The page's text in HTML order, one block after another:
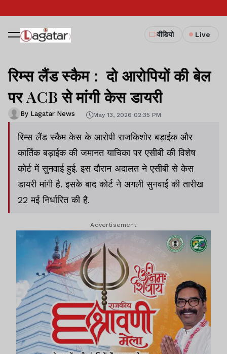
वीडियो Live
रिम्स लैंड स्कैम : दो आरोपियों की बेल
पर ACB से मांगी केस डायरी
By Lagatar News May 13, 2026 02:35 PM
रिम्स लैंड स्कैम केस के आरोपी राजकिशोर बड़ाईक और
कार्तिक बड़ाईक की जमानत याचिका पर एसीबी की विशेष
कोर्ट में सुनवाई हुई. इस दौरान अदालत ने एसीबी से केस
डायरी मांगी है. इसके बाद कोर्ट ने अगली सुनवाई की तारीख
22 मई निर्धारित की है.
Advertisement